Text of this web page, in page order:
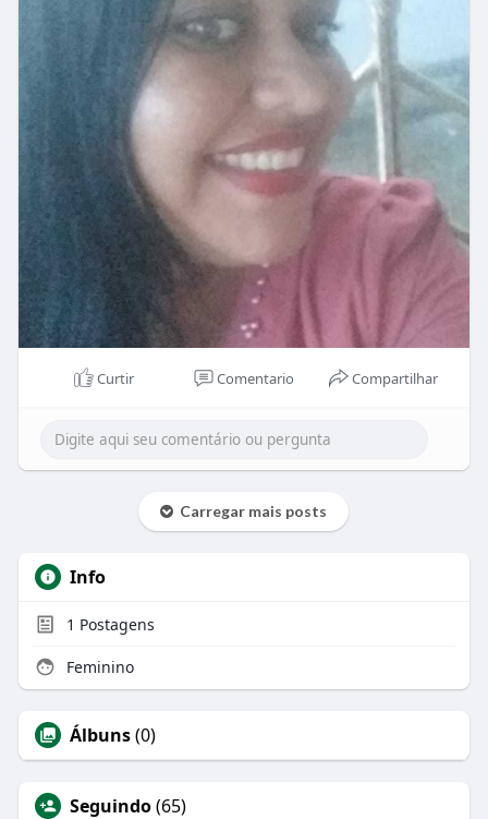
Curtir Comentario Compartilhar
Carregar mais posts
Info
1 Postagens
Feminino
Álbuns(0)
Seguindo(65)